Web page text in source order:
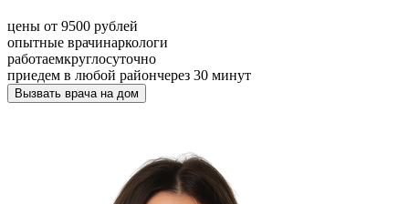
цены от 9500 рублей
опытные врачинаркологи
работаемкруглосуточно
приедем в любой райончерез 30 минут
Вызвать врача на дом